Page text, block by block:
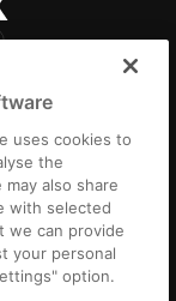
Einstellungen
Widerruf
können
uses cookies to
the
also share
with selected
we can provide
your personal
option.